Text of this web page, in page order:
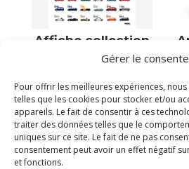
Gérer le
Pour offrir les meilleures expériences,
telles que les cookies pour stocker et/ou
appareils. Le fait de consentir à ces
traiter des données telles que le
uniques sur ce site. Le fait de ne pas
consentement peut avoir un effet négatif
et fonctions.
Affiche collection
des voitures
mythiques
39,00€
Plus que 1 en stock